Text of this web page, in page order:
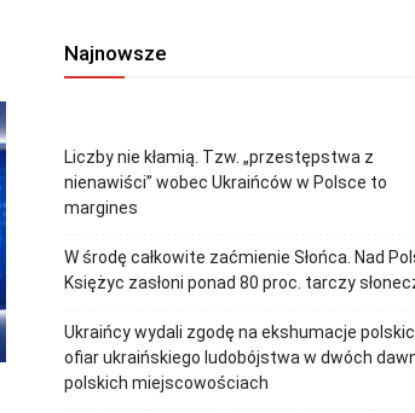
Najnowsze
Liczby nie kłamią. Tzw. „przestępstwa z
nienawiści” wobec Ukraińców w Polsce to
margines
W środę całkowite zaćmienie Słońca. Nad
Księżyc zasłoni ponad 80 proc. tarczy
Ukraińcy wydali zgodę na ekshumacje
ofiar ukraińskiego ludobójstwa w dwóch
polskich miejscowościach